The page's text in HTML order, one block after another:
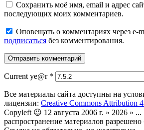
Сохранить моё имя, email и адрес
последующих моих комментариев.
Оповещать о комментариях через
подписаться без комментирования.
Current ye@r *
Все материалы сайта доступны на
лицензии: Creative Commons Attribution
Copyleft 😉 12 августа 2006 г. » 2026 »
распространение материалов